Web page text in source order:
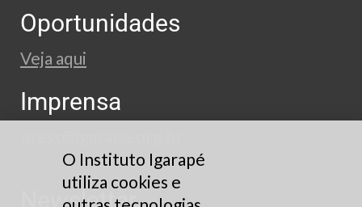
Oportunidades
Veja aqui
Imprensa
Newsletter
O Instituto Igarapé
utiliza cookies e